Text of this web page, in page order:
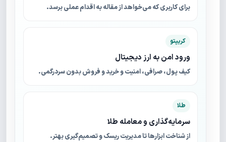
برای کاربری که می‌خواهد از مقاله به اقدام عملی برسد.
کریپتو
ورود امن به ارز دیجیتال
کیف پول، صرافی، امنیت و خرید و فروش بدون سردرگمی.
طلا
سرمایه‌گذاری و معامله طلا
از شناخت ابزارها تا مدیریت ریسک و تصمیم‌گیری بهتر.